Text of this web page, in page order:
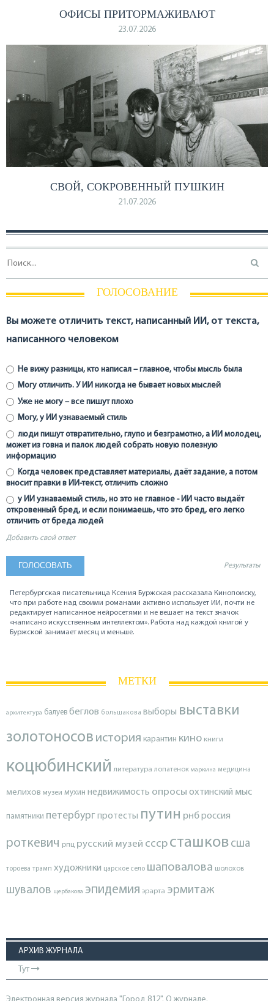
ОФИСЫ ПРИТОРМАЖИВАЮТ
23.07.2026
СВОЙ, СОКРОВЕННЫЙ ПУШКИН
21.07.2026
ГОЛОСОВАНИЕ
Вы можете отличить текст, написанный ИИ, от текста,
написанного человеком
Не вижу разницы, кто написал – главное, чтобы мысль была
Могу отличить. У ИИ никогда не бывает новых мыслей
Уже не могу – все пишут плохо
Могу, у ИИ узнаваемый стиль
люди пишут отвратительно, глупо и безграмотно, а ИИ молодец,
может из говна и палок людей собрать новую полезную
информацию
Когда человек представляет материалы, даёт задание, а потом
вносит правки в ИИ-текст, отличить сложно
у ИИ узнаваемый стиль, но это не главное - ИИ часто выдаёт
откровенный бред, и если понимаешь, что это бред, его легко
отличить от бреда людей
Добавить свой ответ
Результаты
Петербургская писательница Ксения Буржская рассказала Кинопоиску,
что при работе над своими романами активно использует ИИ, почти не
редактирует написанное нейросетями и не вешает на текст значок
«написано искусственным интеллектом». Работа над каждой книгой у
Буржской занимает месяц и меньше.
МЕТКИ
архитектура балуев беглов большакова выборы выставки
золотоносов история карантин кино книги
коцюбинский литература лопатенок маркина медицина
мелихов музеи мухин недвижимость опросы охтинский мыс
памятники петербургпротесты путин рнброссия
роткевич рпц русский музей ссср сташков сша
тороева трамп художники царское село шаповалова шолохов
шувалов щербакова эпидемия эрарта эрмитаж
АРХИВ ЖУРНАЛА
Тут